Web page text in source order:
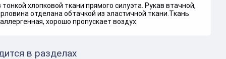
хлопковой ткани прямого силуэта. Рукав втачной,
отделана обтачкой из эластичной ткани.Ткань
хорошо пропускает воздух.
в разделах